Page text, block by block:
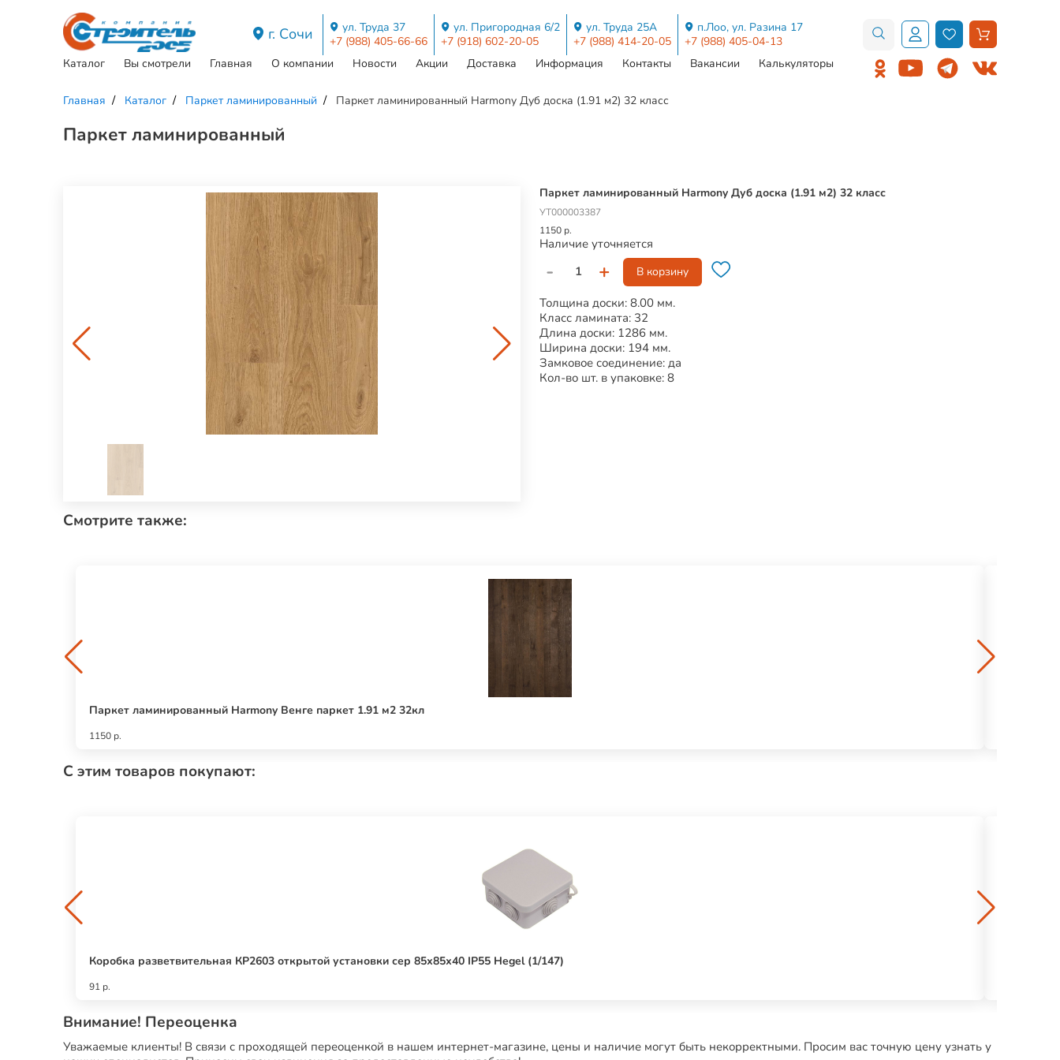
г. Сочи
ул. Труда 37
+7 (988) 405-66-66
ул. Пригородная 6/2
+7 (918) 602-20-05
ул. Труда 25А
+7 (988) 414-20-05
п.Лоо, ул. Разина 17
+7 (988) 405-04-13
Каталог
Вы смотрели Главная О компании Новости Акции Доставка Информация Контакты Вакансии Калькуляторы
Главная Каталог Паркет ламинированный Паркет ламинированный Harmony Дуб доска (1.91 м2) 32 класс
Паркет ламинированный
Паркет ламинированный Harmony Дуб доска (1.91 м2) 32 класс
УТ000003387
1150 р.
Наличие уточняется
- + В корзину
Толщина доски: 8.00 мм.
Класс ламината: 32
Длина доски: 1286 мм.
Ширина доски: 194 мм.
Замковое соединение: да
Кол-во шт. в упаковке: 8
Смотрите также:
Паркет ламинированный Harmony Венге паркет 1.91 м2 32кл
1150 р.
С этим товаров покупают:
Коробка разветвительная КР2603 открытой установки сер 85х85х40 IP55 Hegel (1/147)
91 р.
Внимание! Переоценка
Уважаемые клиенты! В связи с проходящей переоценкой в нашем интернет-магазине, цены и наличие могут быть некорректными. Просим вас точную цену узнать у